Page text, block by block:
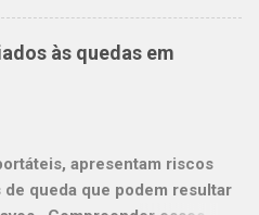
e serem mais
à amplitude de
360 graus ao trabalhar em
de um lado, escadas
com plataforma.
às quedas em
apresentam riscos
queda que podem resultar